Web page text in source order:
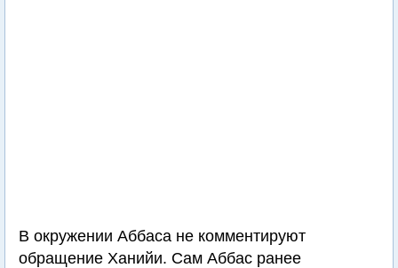
В окружении Аббаса не комментируют
обращение Ханийи. Сам Аббас ранее